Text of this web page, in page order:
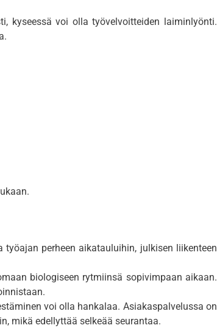
kyseessä voi olla työvelvoitteiden laiminlyönti.
perheen aikatauluihin, julkisen liikenteen
biologiseen rytmiinsä sopivimpaan aikaan.
voi olla hankalaa. Asiakaspalvelussa on
mikä edellyttää selkeää seurantaa.